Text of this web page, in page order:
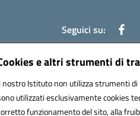
e altri strumenti di
nostro Istituto non utilizza strumenti
utilizzati esclusivamente cookies
funzionamento del sito, alla
Seguici su: